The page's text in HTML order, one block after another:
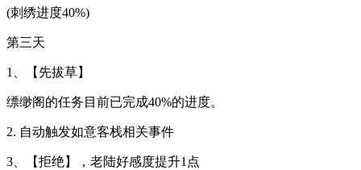
(刺绣进度40%)
第三天
1、【先拔草】
缥缈阁的任务目前已完成40%的进度。
2. 自动触发如意客栈相关事件
3、【拒绝】，老陆好感度提升1点